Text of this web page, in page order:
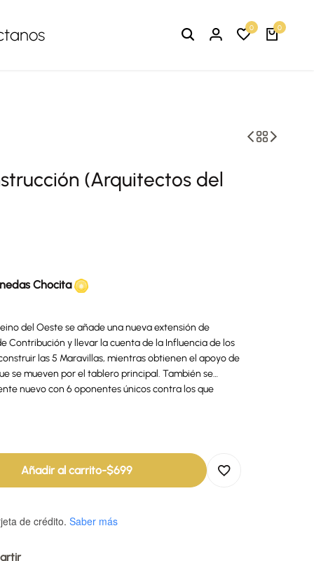
0 0
(Arquitectos del
Chocita
del Oeste se añade una nueva extensión de
Contribución y llevar la cuenta de la Influencia de los
las 5 Maravillas, mientras obtienen el apoyo de
se mueven por el tablero principal. También se
nuevo con 6 oponentes únicos contra los que
Añadir al carrito-$699
de crédito. Saber más